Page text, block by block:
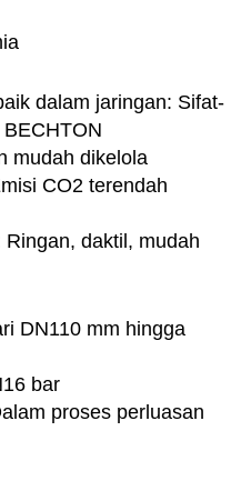
dalam jaringan: Sifat-
mudah dikelola
CO2 terendah
daktil, mudah
DN110 mm hingga
bar
proses perluasan